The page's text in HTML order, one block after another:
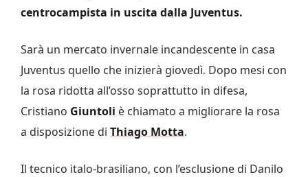
centrocampista in uscita dalla Juventus.
Sarà un mercato invernale incandescente in casa
Juventus quello che inizierà giovedì. Dopo mesi con
la rosa ridotta all’osso soprattutto in difesa,
Cristiano Giuntoli è chiamato a migliorare la rosa
a disposizione di Thiago Motta.
Il tecnico italo-brasiliano, con l’esclusione di Danilo